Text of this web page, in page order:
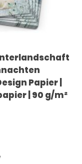
Papier |
| 90 g/m²